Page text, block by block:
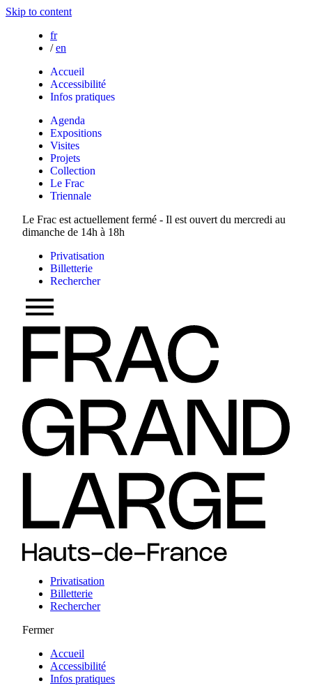
Skip to content
fr
/ en
Accueil
Accessibilité
Infos pratiques
Agenda
Expositions
Visites
Projets
Collection
Le Frac
Triennale
Le Frac est actuellement fermé - Il est ouvert du mercredi au
dimanche de 14h à 18h
Privatisation
Billetterie
Rechercher
Privatisation
Billetterie
Rechercher
Fermer
Accueil
Accessibilité
Infos pratiques